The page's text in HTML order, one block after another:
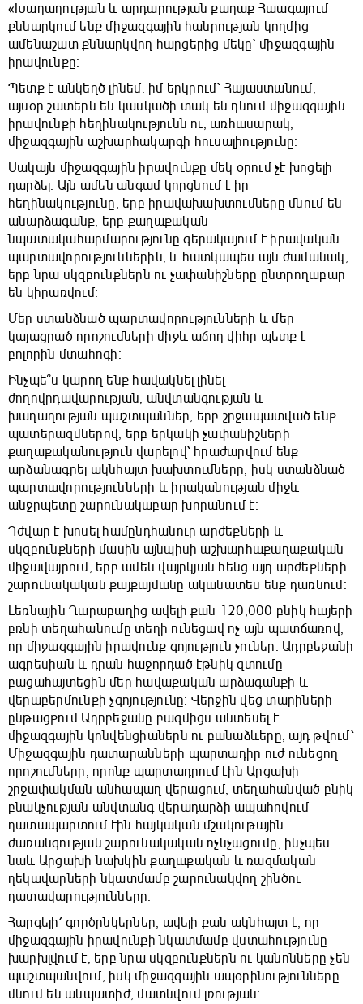
«Խաղաղության և արդարության քաղաք Հաագայում
քննարկում ենք միջազգային հանրության կողմից
ամենաշատ քննարկվող հարցերից մեկը՝ միջազգային
իրավունքը։
Պետք է անկեղծ լինեմ․ իմ երկրում՝ Հայաստանում,
այսօր շատերն են կասկածի տակ են դնում միջազգային
իրավունքի հեղինակությունն ու, առհասարակ,
միջազգային աշխարհակարգի հուսալիությունը։
Սակայն միջազգային իրավունքը մեկ օրում չէ խոցելի
դարձել։ Այն ամեն անգամ կորցնում է իր
հեղինակությունը, երբ իրավախախտումները մնում են
անարձագանք, երբ քաղաքական
նպատակահարմարությունը գերակայում է իրավական
պարտավորություններին, և հատկապես այն ժամանակ,
երբ նրա սկզբունքներն ու չափանիշները ընտրողաբար
են կիրառվում։
Մեր ստանձնած պարտավորությունների և մեր
կայացրած որոշումների միջև աճող վիհը պետք է
բոլորին մտահոգի։
Ինչպե՞ս կարող ենք հավակնել լինել
ժողովրդավարության, անվտանգության և
խաղաղության պաշտպաններ, երբ շրջապատված ենք
պատերազմներով, երբ երկակի չափանիշների
քաղաքականություն վարելով՝ հրաժարվում ենք
արձանագրել ակնհայտ խախտումները, իսկ ստանձնած
պարտավորությունների և իրականության միջև
անջրպետը շարունակաբար խորանում է։
Դժվար է խոսել համընդհանուր արժեքների և
սկզբունքների մասին այնպիսի աշխարհաքաղաքական
միջավայրում, երբ ամեն վայրկյան հենց այդ արժեքների
շարունակական քայքայմանը ականատես ենք դառնում։
Լեռնային Ղարաբաղից ավելի քան 120,000 բնիկ հայերի
բռնի տեղահանումը տեղի ունեցավ ոչ այն պատճառով,
որ միջազգային իրավունք գոյություն չուներ։ Ադրբեջանի
ագրեսիան և դրան հաջորդած էթնիկ զտումը
բացահայտեցին մեր հավաքական արձագանքի և
վերաբերմունքի չգոյությունը։ Վերջին վեց տարիների
ընթացքում Ադրբեջանը բազմիցս անտեսել է
միջազգային կոնվենցիաներն ու բանաձևերը, այդ թվում՝
Միջազգային դատարանների պարտադիր ուժ ունեցող
որոշումները, որոնք պարտադրում էին Արցախի
շրջափակման անհապաղ վերացում, տեղահանված բնիկ
բնակչության անվտանգ վերադարձի ապահովում
դատապարտում էին հայկական մշակութային
ժառանգության շարունակական ոչնչացումը, ինչպես
նաև Արցախի նախկին քաղաքական և ռազմական
ղեկավարների նկատմամբ շարունակվող շինծու
դատավարությունները։
Հարգելի՛ գործընկերներ, ավելի քան ակնհայտ է, որ
միջազգային իրավունքի նկատմամբ վստահությունը
խարխլվում է, երբ նրա սկզբունքներն ու կանոնները չեն
պաշտպանվում, իսկ միջազգային ապօրինությունները
մնում են անպատիժ, մատնվում լռության։